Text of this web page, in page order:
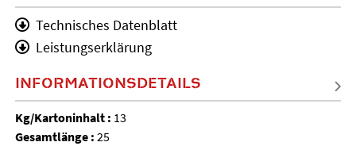
Technisches Datenblatt
Leistungserklärung
INFORMATIONSDETAILS
Kg/Kartoninhalt : 13
Gesamtlänge : 25